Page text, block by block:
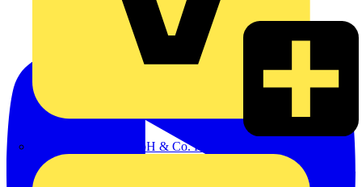
Emil Löffelhardt GmbH & Co. KG